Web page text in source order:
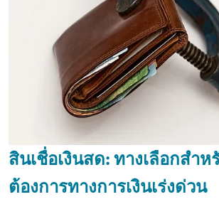
สินเชื่อเงินสด: ทางเลือกสำห
ต้องการทางการเงินเร่งด่วน